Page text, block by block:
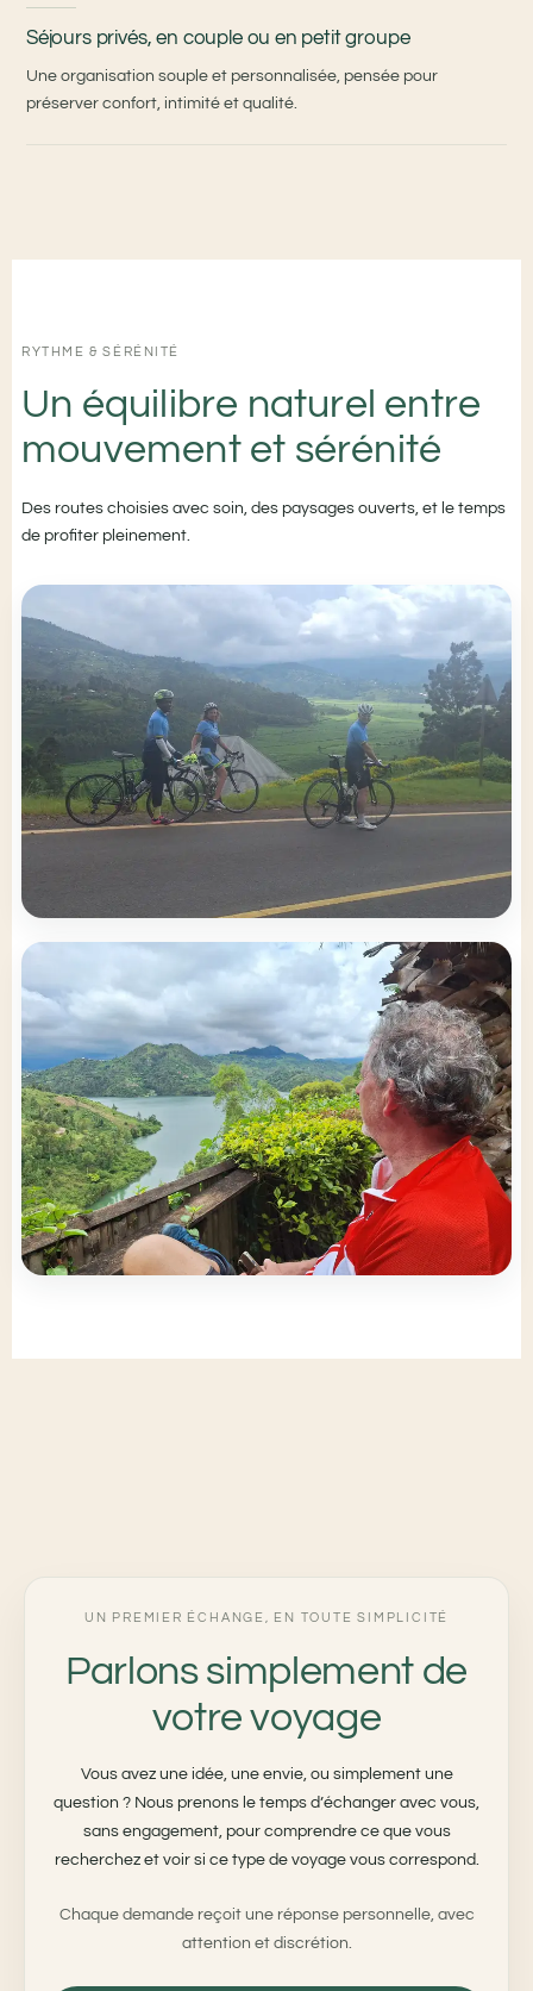
Séjours privés, en couple ou en petit groupe
Une organisation souple et personnalisée, pensée pour
préserver confort, intimité et qualité.
RYTHME & SÉRÉNITÉ
Un équilibre naturel entre
mouvement et sérénité
Des routes choisies avec soin, des paysages ouverts, et le temps
de profiter pleinement.
UN PREMIER ÉCHANGE, EN TOUTE SIMPLICITÉ
Parlons simplement de
votre voyage
Vous avez une idée, une envie, ou simplement une
question ? Nous prenons le temps d’échanger avec vous,
sans engagement, pour comprendre ce que vous
recherchez et voir si ce type de voyage vous correspond.
Chaque demande reçoit une réponse personnelle, avec
attention et discrétion.